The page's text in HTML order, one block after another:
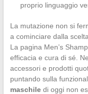
proprio linguaggio
La mutazione non si
a cominciare dalla
La pagina Men’s
efficacia e cura di sé.
accessori e prodotti
puntando sulla
maschiledi oggi non